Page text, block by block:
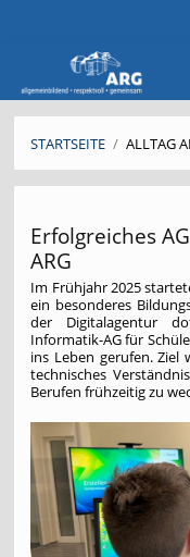
STARTSEITE / ALLTAG
Erfolgreiches
ARG
Im Frühjahr 2025
ein besonderes
der Digitalagentur
Informatik-AG für
ins Leben gerufen. Ziel
technisches
Berufen frühzeitig zu